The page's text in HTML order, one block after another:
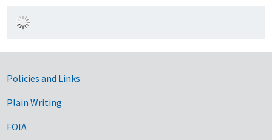
Government Links
Policies and Links
Plain Writing
FOIA